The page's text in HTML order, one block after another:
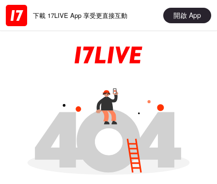
下載 17LIVE App 享受更直接互動 開啟 App